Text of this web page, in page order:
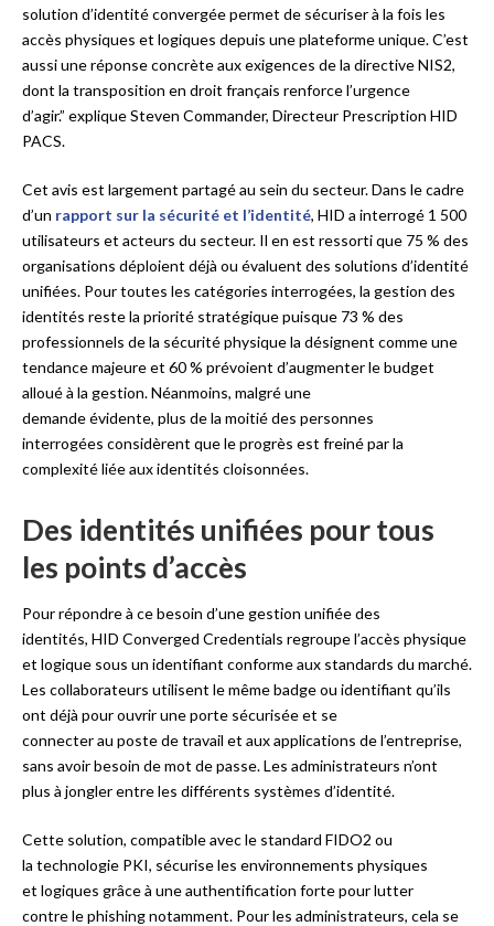
solution d’identité convergée permet de sécuriser à la fois les
accès physiques et logiques depuis une plateforme unique. C’est
aussi une réponse concrète aux exigences de la directive NIS2,
dont la transposition en droit français renforce l’urgence
d’agir.” explique Steven Commander, Directeur Prescription HID
PACS.
Cet avis est largement partagé au sein du secteur. Dans le cadre
d’un rapport sur la sécurité et l’identité, HID a interrogé 1 500
utilisateurs et acteurs du secteur. Il en est ressorti que 75 % des
organisations déploient déjà ou évaluent des solutions d’identité
unifiées. Pour toutes les catégories interrogées, la gestion des
identités reste la priorité stratégique puisque 73 % des
professionnels de la sécurité physique la désignent comme une
tendance majeure et 60 % prévoient d’augmenter le budget
alloué à la gestion. Néanmoins, malgré une
demande évidente, plus de la moitié des personnes
interrogées considèrent que le progrès est freiné par la
complexité liée aux identités cloisonnées.
Des identités unifiées pour tous
les points d’accès
Pour répondre à ce besoin d’une gestion unifiée des
identités, HID Converged Credentials regroupe l’accès physique
et logique sous un identifiant conforme aux standards du marché.
Les collaborateurs utilisent le même badge ou identifiant qu’ils
ont déjà pour ouvrir une porte sécurisée et se
connecter au poste de travail et aux applications de l’entreprise,
sans avoir besoin de mot de passe. Les administrateurs n’ont
plus à jongler entre les différents systèmes d’identité.
Cette solution, compatible avec le standard FIDO2 ou
la technologie PKI, sécurise les environnements physiques
et logiques grâce à une authentification forte pour lutter
contre le phishing notamment. Pour les administrateurs, cela se